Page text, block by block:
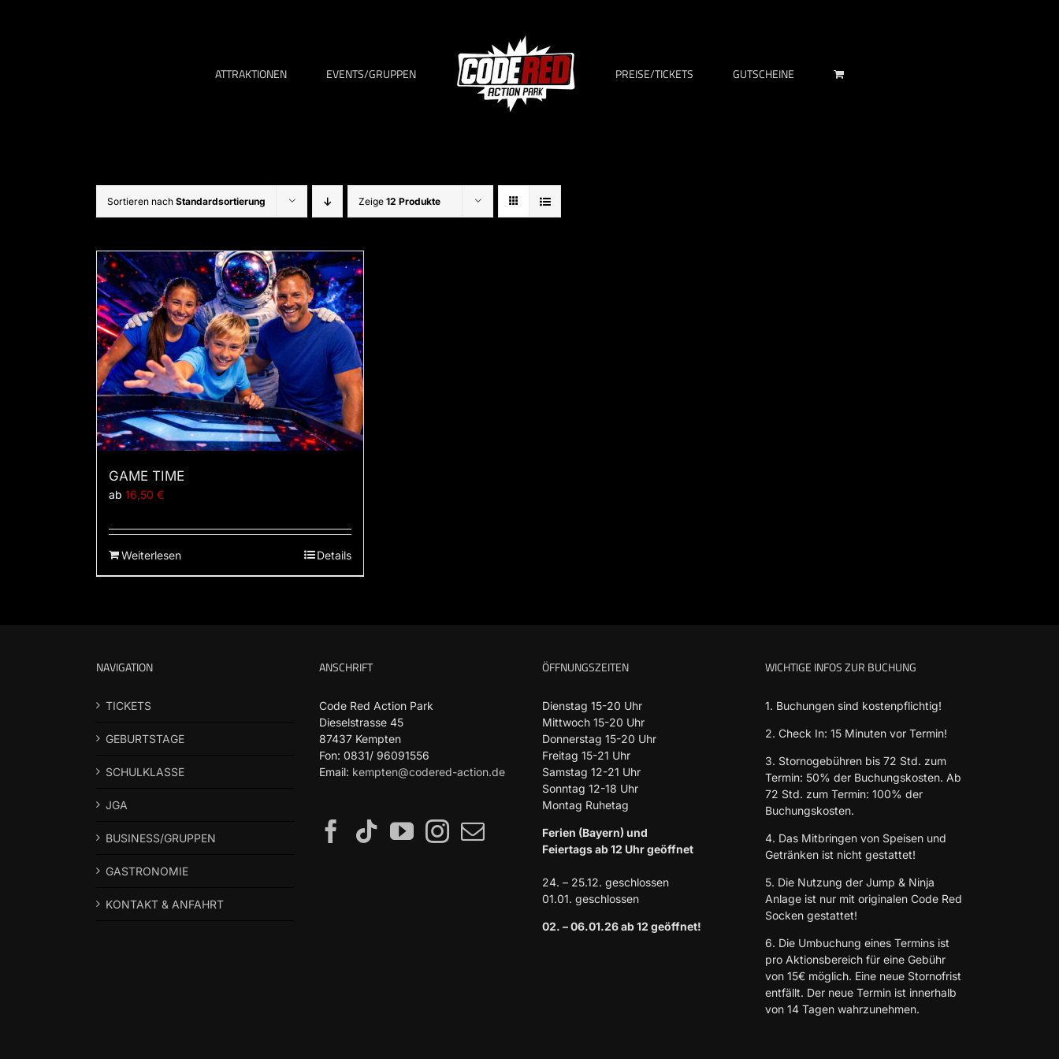
ATTRAKTIONEN EVENTS/GRUPPEN PREISE/TICKETS GUTSCHEINE
Sortieren nach Standardsortierung Zeige 12 Produkte
GAME TIME
ab 16,50 €
Weiterlesen Details
NAVIGATION
TICKETS
GEBURTSTAGE
SCHULKLASSE
JGA
BUSINESS/GRUPPEN
GASTRONOMIE
KONTAKT & ANFAHRT
ANSCHRIFT
Code Red Action Park
Dieselstrasse 45
87437 Kempten
Fon: 0831/ 96091556
Email: kempten@codered-action.de
ÖFFNUNGSZEITEN
Dienstag 15-20 Uhr
Mittwoch 15-20 Uhr
Donnerstag 15-20 Uhr
Freitag 15-21 Uhr
Samstag 12-21 Uhr
Sonntag 12-18 Uhr
Montag Ruhetag
Ferien (Bayern) und
Feiertags ab 12 Uhr geöffnet
24. – 25.12. geschlossen
01.01. geschlossen
02. – 06.01.26 ab 12 geöffnet!
WICHTIGE INFOS ZUR BUCHUNG
1. Buchungen sind kostenpflichtig!
2. Check In: 15 Minuten vor Termin!
3. Stornogebühren bis 72 Std. zum
Termin: 50% der Buchungskosten. Ab
72 Std. zum Termin: 100% der
Buchungskosten.
4. Das Mitbringen von Speisen und
Getränken ist nicht gestattet!
5. Die Nutzung der Jump & Ninja
Anlage ist nur mit originalen Code Red
Socken gestattet!
6. Die Umbuchung eines Termins ist
pro Aktionsbereich für eine Gebühr
von 15€ möglich. Eine neue Stornofrist
entfällt. Der neue Termin ist innerhalb
von 14 Tagen wahrzunehmen.